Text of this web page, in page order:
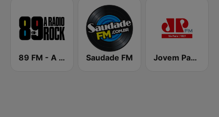
89 FM - A Rádio Rock Saudade FM Jovem Pan FM São Paulo